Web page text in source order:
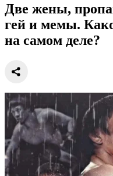
Две жены,
гей и мемы.
на самом деле?